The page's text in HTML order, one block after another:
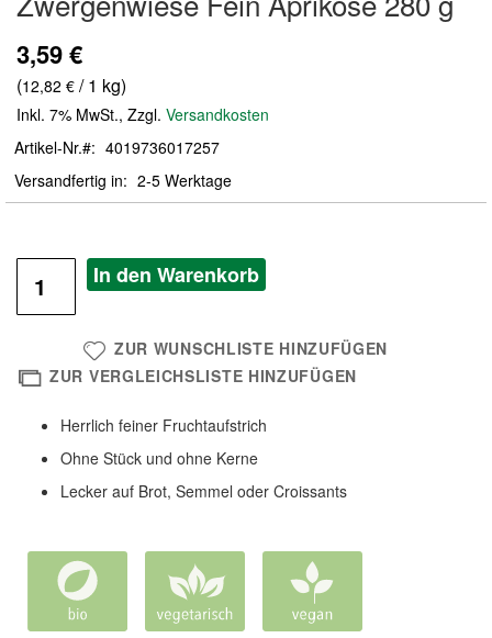
der
Bildergalerie
springen
3,59 €
(12,82 € / 1 kg)
Inkl. 7% MwSt., Zzgl. Versandkosten
Artikel-Nr.
4019736017257
Versandfertig in
2-5 Werktage
In den Warenkorb
ZUR WUNSCHLISTE HINZUFÜGEN
ZUR VERGLEICHSLISTE HINZUFÜGEN
Herrlich feiner Fruchtaufstrich
Ohne Stück und ohne Kerne
Lecker auf Brot, Semmel oder Croissants